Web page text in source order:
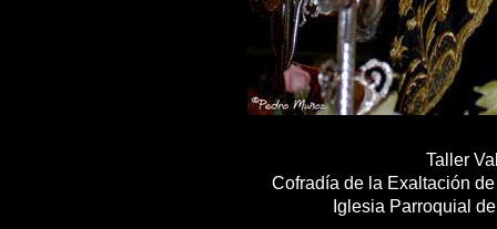
Taller
Cofradía de la Exaltación
Iglesia Parroquial